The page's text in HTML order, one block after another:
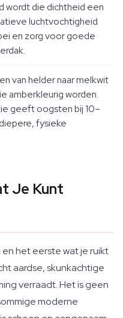
wordt die dichtheid een
luchtvochtigheid
en zorg voor goede
van helder naar melkwit
amberkleurig worden.
geeft oogsten bij 10–
fysieke
Je Kunt
het eerste wat je ruikt
aardse, skunkachtige
verraadt. Het is geen
moderne